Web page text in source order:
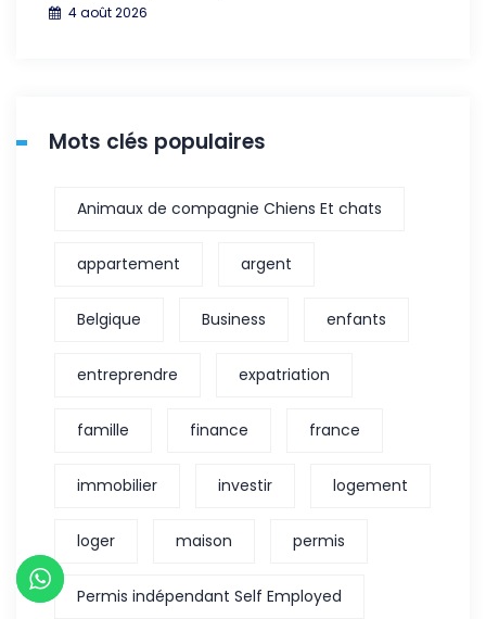
4 août 2026
Mots clés populaires
Animaux de compagnie Chiens Et chats
appartement argent
Belgique Business enfants
entreprendre expatriation
famille finance france
immobilier investir logement
loger maison permis
Permis indépendant Self Employed